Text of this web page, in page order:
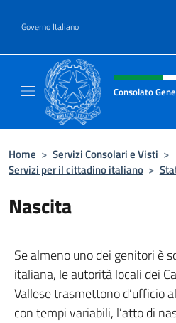
Governo Italiano
Intestazione sito,
Consolato
Home > Servizi Consolari e Visti >
Servizi per il cittadino italiano >
Nascita
Se almeno uno dei genitori è
italiana, le autorità locali dei
Vallese trasmettono d’ufficio
con tempi variabili, l’atto di